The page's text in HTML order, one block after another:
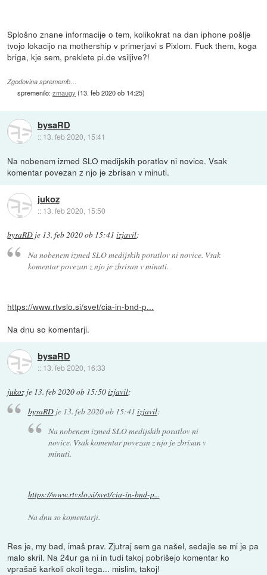
Splošno znane informacije o tem, kolikokrat na dan iphone pošlje
tvojo lokacijo na mothership v primerjavi s Pixlom. Fuck them, koga
briga, kje sem, preklete pi.de vsiljive?!
Zgodovina sprememb…
spremenilo:zmaugy (13. feb 2020 ob 14:25)
bysaRD
:: 13. feb 2020, 15:41
Na nobenem izmed SLO medijskih poratlov ni novice. Vsak
komentar povezan z njo je zbrisan v minuti.
jukoz
:: 13. feb 2020, 15:50
bysaRD je 13. feb 2020 ob 15:41 izjavil:
Na nobenem izmed SLO medijskih poratlov ni novice. Vsak
komentar povezan z njo je zbrisan v minuti.
https://www.rtvslo.si/svet/cia-in-bnd-p...
Na dnu so komentarji.
bysaRD
:: 13. feb 2020, 16:33
jukoz je 13. feb 2020 ob 15:50izjavil:
bysaRDje 13. feb 2020 ob 15:41 izjavil:
Na nobenem izmed SLO medijskih poratlov ni
novice. Vsak komentar povezan z njo je zbrisan v
minuti.
https://www.rtvslo.si/svet/cia-in-bnd-p...
Na dnu so komentarji.
Res je, my bad, imaš prav. Zjutraj sem ga našel, sedajle se mi je pa
malo skril. Na 24ur ga ni in tudi takoj pobrišejo komentar ko
vprašaš karkoli okoli tega... mislim, takoj!